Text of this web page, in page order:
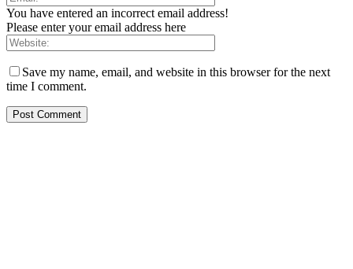
You have entered an incorrect email address!
Please enter your email address here
Save my name, email, and website in this browser for the next
time I comment.